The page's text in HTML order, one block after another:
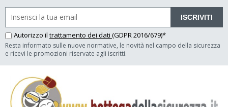
ISCRIVITI
Autorizzo il trattamento dei dati (GDPR 2016/679)*
Resta informato sulle nuove normative, le novità nel campo della sicurezza
e ricevi le promozioni riservate agli iscritti.